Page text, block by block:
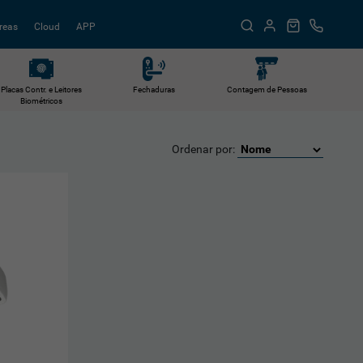
Cloud APP
Placas Contr. e Leitores
Biométricos
Fechaduras Contagem de Pessoas
Ordenar por: